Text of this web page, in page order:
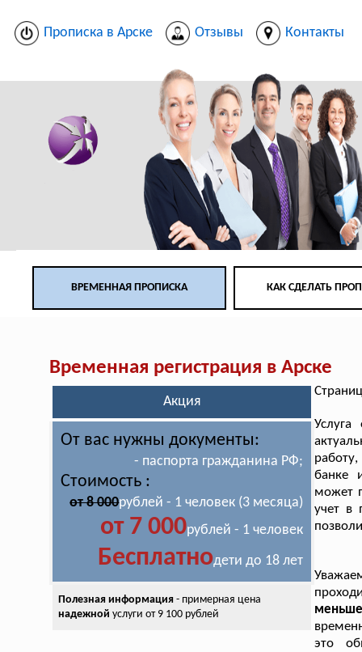
Прописка в Арске Отзывы Контакты
ВРЕМЕННАЯ ПРОПИСКА КАК СДЕЛАТЬ
Временная регистрация в Арске
Акция
От вас нужны документы:
- паспорта гражданина РФ;
Стоимость :
от 8 000рублей - 1 человек (3 месяца)
от 7 000рублей - 1 человек
Бесплатнодети до 18 лет
Полезная информация- примерная цена
надежной услуги от 9 100 рублей
банке
может
учет в
это